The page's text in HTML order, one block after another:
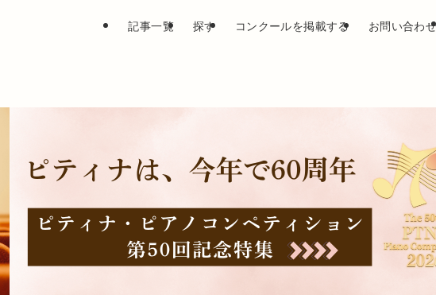
記事一覧 探す コンクールを掲載する お問い合わせ